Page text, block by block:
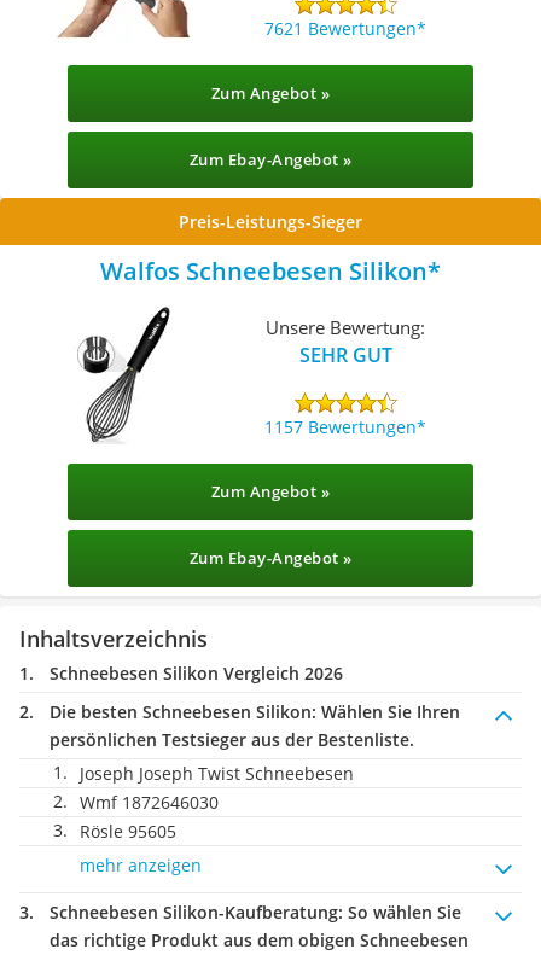
7621 Bewertungen
Zum Angebot »
Zum Ebay-Angebot »
Preis-Leistungs-Sieger
Walfos Schneebesen Silikon
Unsere Bewertung:
SEHR GUT
1157 Bewertungen
Zum Angebot »
Zum Ebay-Angebot »
Inhaltsverzeichnis
Schneebesen Silikon Vergleich 2026
Die besten Schneebesen Silikon: Wählen Sie Ihren
persönlichen Testsieger aus der Bestenliste.
Joseph Joseph Twist Schneebesen
Wmf 1872646030
Rösle 95605
mehr anzeigen
Schneebesen Silikon-Kaufberatung: So wählen Sie
das richtige Produkt aus dem obigen Schneebesen